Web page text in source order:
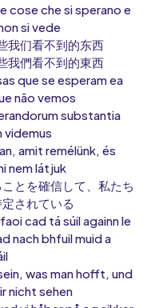
cose che si sperano e
si vede
我们看不到的东西
我們看不到的東西
que se esperam ea
não vemos
substantia
videmus
amit remélünk, és
nem látjuk
とを確信して、私たち
されている
cad tá súil againn le
nach bhfuil muid a
was man hofft, und
nicht sehen